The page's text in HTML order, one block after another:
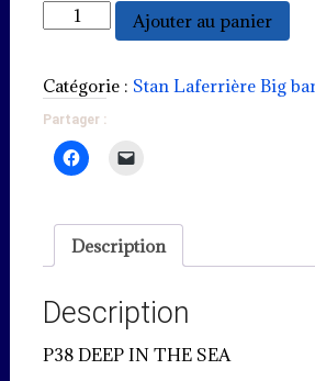
quantité
de
Deep
in
sea
Ajouter au panier
Catégorie : Stan Laferrière Big
Partager :
Description
Description
P38 DEEP IN THE SEA